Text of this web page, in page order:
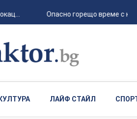
Опасно горещо време с
КУЛТУРА ЛАЙФ СТАЙЛ